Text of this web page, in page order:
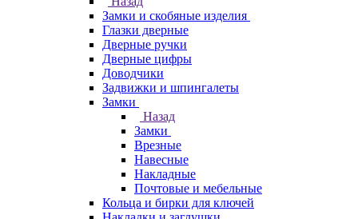
Замки и скобяные изделия
Глазки дверные
Дверные ручки
Дверные цифры
Доводчики
Задвижки и шпингалеты
Замки
Назад
Замки
Врезные
Навесные
Накладные
Почтовые и мебельные
Кольца и бирки для ключей